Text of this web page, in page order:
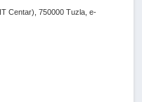
Centar), 750000 Tuzla, e-